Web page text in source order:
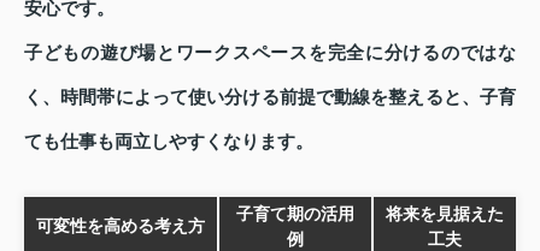
安心です。
子どもの遊び場とワークスペースを完全に分けるのではな
く、時間帯によって使い分ける前提で動線を整えると、子育
ても仕事も両立しやすくなります。
可変性を高める考え方
子育て期の活用
例
将来を見据えた
工夫